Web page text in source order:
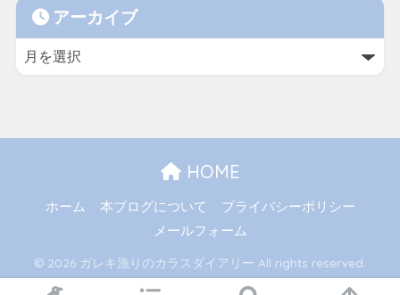
アーカイブ
HOME
ホーム 本ブログについて
プライバシーポリシー
メールフォーム
© 2026 ガレキ漁りのカラスダイアリー All rights reserved.